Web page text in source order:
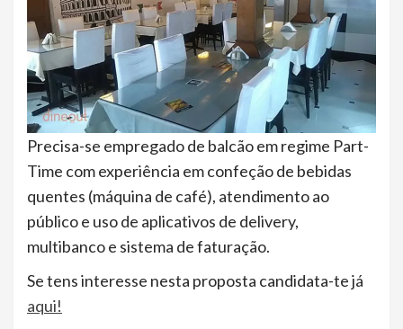
Precisa-se empregado de balcão em regime Part-
Time com experiência em confeção de bebidas
quentes (máquina de café), atendimento ao
público e uso de aplicativos de delivery,
multibanco e sistema de faturação.
Se tens interesse nesta proposta candidata-te já
aqui!